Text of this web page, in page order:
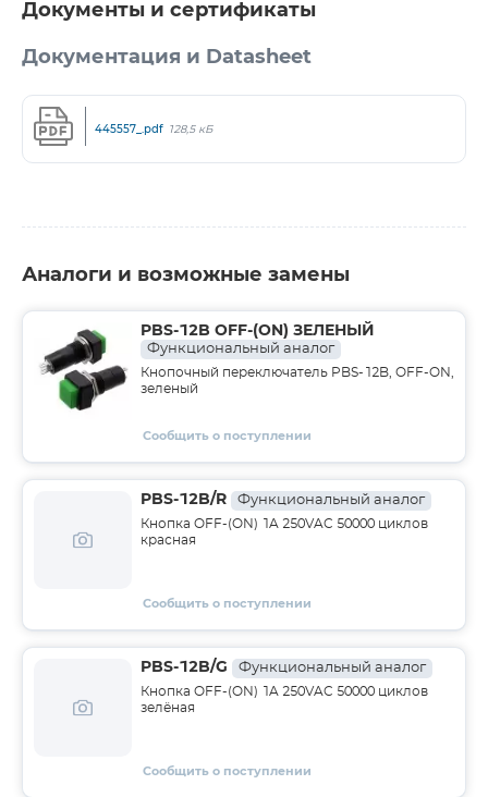
Документы и сертификаты
Документация и Datasheet
445557_.pdf 128,5 кБ
Аналоги и возможные замены
PBS-12B OFF-(ON) ЗЕЛЕНЫЙ
Функциональный аналог
Кнопочный переключатель PBS-12B, OFF-ON,
зеленый
Сообщить о поступлении
PBS-12B/R Функциональный аналог
Кнопка OFF-(ON) 1A 250VAC 50000 циклов
красная
Сообщить о поступлении
PBS-12B/G Функциональный аналог
Кнопка OFF-(ON) 1A 250VAC 50000 циклов
зелёная
Сообщить о поступлении